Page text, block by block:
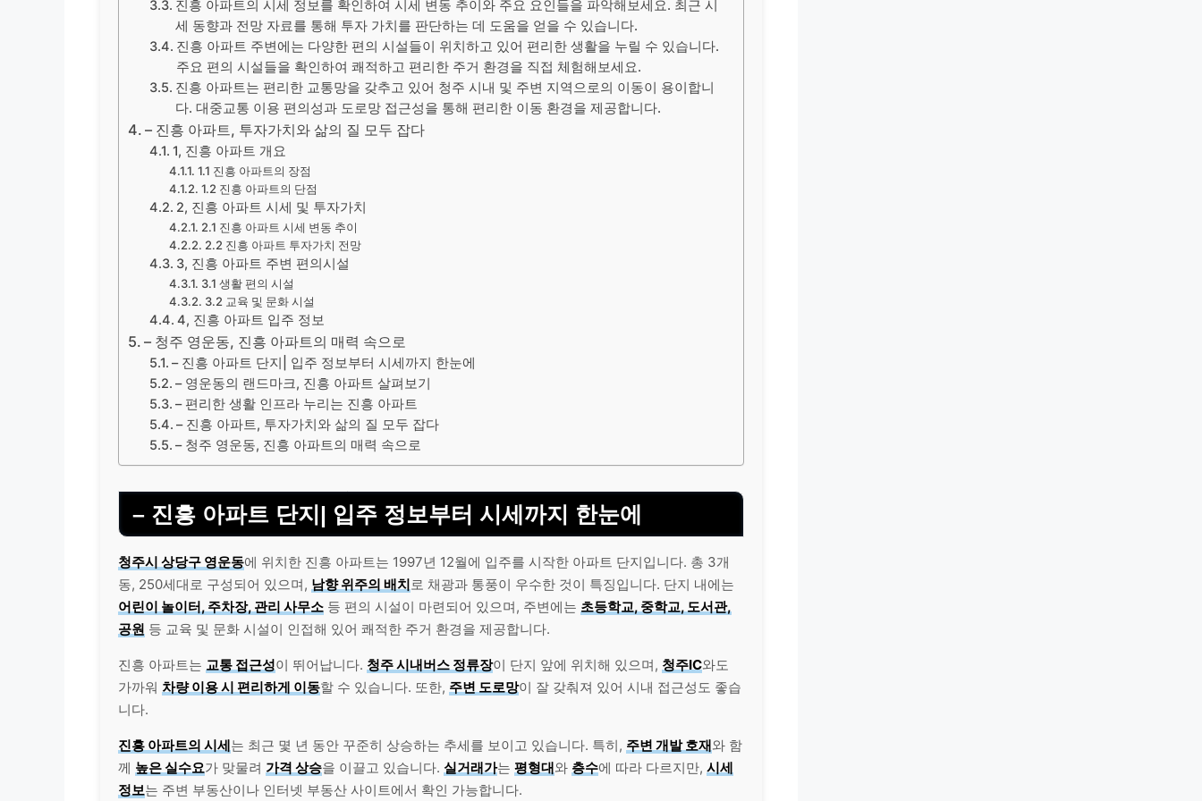
진흥 아파트의 시세 정보를 확인하여 시세 변동 추이와 주요 요인들을 파악해보세요. 최근 시
세 동향과 전망 자료를 통해 투자 가치를 판단하는 데 도움을 얻을 수 있습니다.
진흥 아파트 주변에는 다양한 편의 시설들이 위치하고 있어 편리한 생활을 누릴 수 있습니다.
주요 편의 시설들을 확인하여 쾌적하고 편리한 주거 환경을 직접 체험해보세요.
진흥 아파트는 편리한 교통망을 갖추고 있어 청주 시내 및 주변 지역으로의 이동이 용이합니
다. 대중교통 이용 편의성과 도로망 접근성을 통해 편리한 이동 환경을 제공합니다.
– 진흥 아파트, 투자가치와 삶의 질 모두 잡다
1, 진흥 아파트 개요
1.1 진흥 아파트의 장점
1.2 진흥 아파트의 단점
2, 진흥 아파트 시세 및 투자가치
2.1 진흥 아파트 시세 변동 추이
2.2 진흥 아파트 투자가치 전망
3, 진흥 아파트 주변 편의시설
3.1 생활 편의 시설
3.2 교육 및 문화 시설
4, 진흥 아파트 입주 정보
– 청주 영운동, 진흥 아파트의 매력 속으로
– 진흥 아파트 단지| 입주 정보부터 시세까지 한눈에
– 영운동의 랜드마크, 진흥 아파트 살펴보기
– 편리한 생활 인프라 누리는 진흥 아파트
– 진흥 아파트, 투자가치와 삶의 질 모두 잡다
– 청주 영운동, 진흥 아파트의 매력 속으로
– 진흥 아파트 단지| 입주 정보부터 시세까지 한눈에
청주시 상당구 영운동에 위치한 진흥 아파트는 1997년 12월에 입주를 시작한 아파트 단지입니다. 총 3개
동, 250세대로 구성되어 있으며, 남향 위주의 배치로 채광과 통풍이 우수한 것이 특징입니다. 단지 내에는
어린이 놀이터, 주차장, 관리 사무소 등 편의 시설이 마련되어 있으며, 주변에는 초등학교, 중학교, 도서관,
공원 등 교육 및 문화 시설이 인접해 있어 쾌적한 주거 환경을 제공합니다.
진흥 아파트는 교통 접근성이 뛰어납니다. 청주 시내버스 정류장이 단지 앞에 위치해 있으며, 청주IC와도
가까워 차량 이용 시 편리하게 이동할 수 있습니다. 또한, 주변 도로망이 잘 갖춰져 있어 시내 접근성도 좋습
니다.
진흥 아파트의 시세는 최근 몇 년 동안 꾸준히 상승하는 추세를 보이고 있습니다. 특히, 주변 개발 호재와 함
께 높은 실수요가 맞물려 가격 상승을 이끌고 있습니다. 실거래가는 평형대와 층수에 따라 다르지만, 시세
정보는 주변 부동산이나 인터넷 부동산 사이트에서 확인 가능합니다.